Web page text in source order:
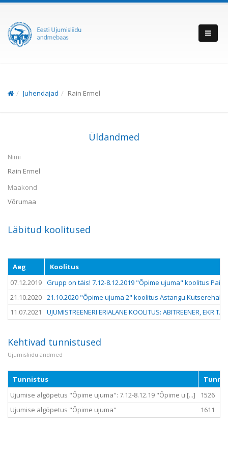
Juhendajad Rain Ermel
Üldandmed
Nimi
Rain Ermel
Maakond
Võrumaa
Läbitud koolitused
Aeg
Koolitus
07.12.2019 Grupp on täis! 7.12-8.12.2019 "Õpime ujuma" koolitus
21.10.2020 21.10.2020 "Õpime ujuma 2" koolitus Astangu
11.07.2021
UJUMISTREENERI ERIALANE KOOLITUS: ABITREENER, EKR
Kehtivad tunnistused
Ujumisliidu andmed
Tunnistus
Ujumise algõpetus "Õpime ujuma": 7.12-8.12.19 "Õpime u [...]
1526
Ujumise algõpetus "Õpime ujuma"
1611